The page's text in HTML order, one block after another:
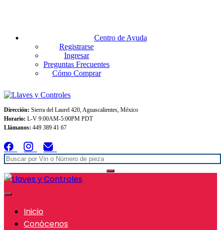
Centro de Ayuda
Registrarse
Ingresar
Preguntas Frecuentes
Cómo Comprar
Dirección: Sierra del Laurel 420, Aguascalientes, México
Horario: L-V 9:00AM-5:00PM PDT
Llámanos: 449 389 41 67
Inicio
Conócenos